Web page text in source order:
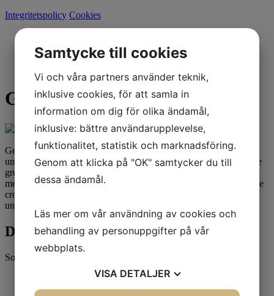
Integritetspolicy Cookies
Varumärken
Dunlop
Geomax MX33
Geomax MX33 har optimerat prestandan för att passa till olika
underlag. Till skillnad från sin föregångare, vars fokus låg på att ge
grepp i mjuk terräng, är Geomax MX33 också enastående på
medelhårda till hårda terrängförhållanden. Det är utformat för att ge
cross/enduro-förare ett mycket mer mångsidigt däck för blandade
underlag.
Dunlop Geomax MX33 - Alla storlekar
Sortering
Senaste
Samtycke till cookies
Vi och våra partners använder teknik,
inklusive cookies, för att samla in
information om dig för olika ändamål,
inklusive: bättre användarupplevelse,
funktionalitet, statistik och marknadsföring.
Genom att klicka på "OK" samtycker du till
dessa ändamål.
Läs mer om vår användning av cookies och
behandling av personuppgifter på vår
webbplats.
VISA DETALJER